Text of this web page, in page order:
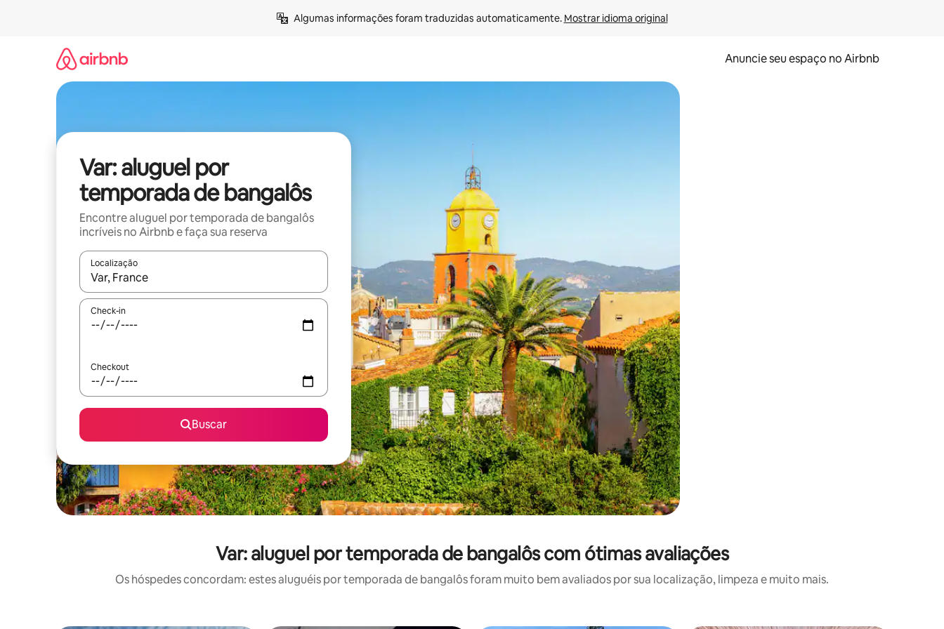
Algumas informações foram traduzidas automaticamente. Mostrar idioma original
Anuncie seu espaço no Airbnb
Var: aluguel por
temporada de bangalôs
Encontre aluguel por temporada de bangalôs
incríveis no Airbnb e faça sua reserva
Localização
Quando os resultados estiverem disponíveis, explore-os usando as seta para cima e para baixo do teclado ou tocando e deslizando o dedo na tela.
Check-in
Checkout
Buscar
Var: aluguel por temporada de bangalôs com ótimas avaliações
Os hóspedes concordam: estes aluguéis por temporada de bangalôs foram muito bem avaliados por sua localização, limpeza e muito mais.